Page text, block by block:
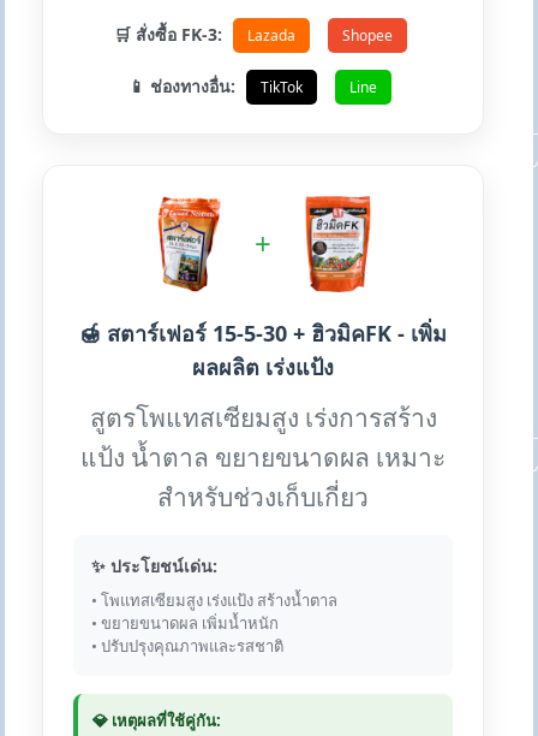
🛒 สั่งซื้อ FK-3: Lazada Shopee
📱 ช่องทางอื่น: TikTok Line
+
🍯 สตาร์เฟอร์ 15-5-30 + ฮิวมิคFK - เพิ่ม
ผลผลิต เร่งแป้ง
สูตรโพแทสเซียมสูง เร่งการสร้าง
แป้ง น้ำตาล ขยายขนาดผล เหมาะ
สำหรับช่วงเก็บเกี่ยว
✨ ประโยชน์เด่น:
• โพแทสเซียมสูง เร่งแป้ง สร้างน้ำตาล
• ขยายขนาดผล เพิ่มน้ำหนัก
• ปรับปรุงคุณภาพและรสชาติ
💎 เหตุผลที่ใช้คู่กัน: